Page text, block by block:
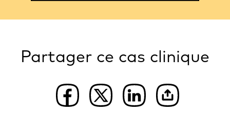
Partager ce cas clinique